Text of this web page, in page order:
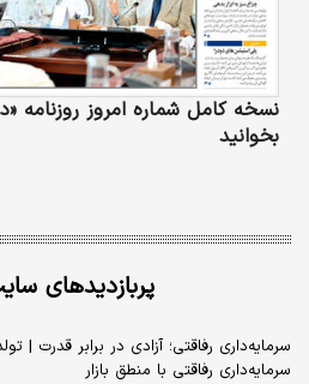
نسخه کامل شماره امروز روزنامه
بخوانید
پربازدیدهای
سرمایه‌داری رفاقتی؛ آزادی در برابر قدرت |
سرمایه‌داری رفاقتی با منطق بازار